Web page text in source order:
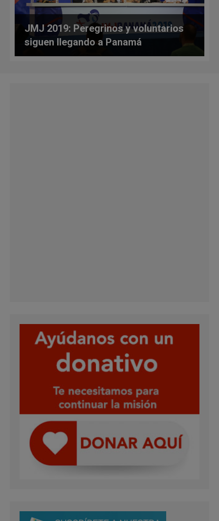
JMJ 2019: Peregrinos y voluntarios
siguen llegando a Panamá